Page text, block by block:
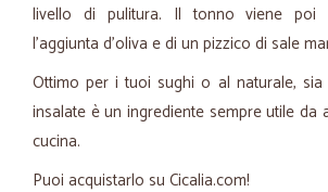
livello di pulitura. Il tonno viene
l’aggiunta d’oliva e di un pizzico di sale
Ottimo per i tuoi sughi o al naturale,
insalate è un ingrediente sempre utile da
cucina.
Puoi acquistarlo su Cicalia.com!